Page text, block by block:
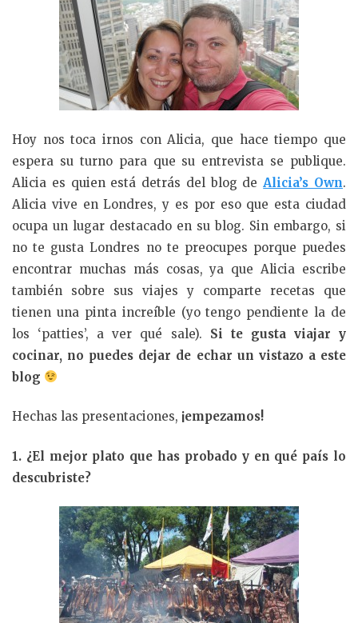
Hoy nos toca irnos con Alicia, que hace tiempo que
espera su turno para que su entrevista se publique.
Alicia es quien está detrás del blog deAlicia’s Own.
Alicia vive en Londres, y es por eso que esta ciudad
ocupa un lugar destacado en su blog. Sin embargo, si
no te gusta Londres no te preocupes porque puedes
encontrar muchas más cosas, ya que Alicia escribe
también sobre sus viajes y comparte recetas que
tienen una pinta increíble (yo tengo pendiente la de
los ‘patties’, a ver qué sale). Si te gusta viajar y
cocinar, no puedes dejar de echar un vistazo a este
blog
Hechas las presentaciones, ¡empezamos!
1. ¿El mejor plato que has probado y en qué país lo
descubriste?